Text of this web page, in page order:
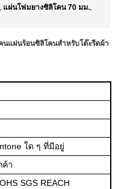
, แผ่นโฟมยางซิลิโคน 70 มม.,
แผ่นร้อนซิลิโคนสำหรับโต๊ะรีดผ้า
ใด ๆ ที่มีอยู่
ค้า
SGS REACH